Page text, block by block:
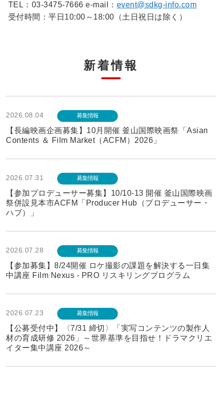
TEL：03-3475-7666 e-mail： event@sdkg-info.com
受付時間：平日10:00～18:00（土日祝日は除く）
新着情報
2026.08.04 募集情報
【長編映画企画募集】10月開催 釜山国際映画祭「Asian
Contents ＆ Film Market（ACFM）2026」
2026.07.31 募集情報
【参加プロデューサー募集】10/10-13 開催 釜山国際映画
祭併設見本市ACFM「Producer Hub（プロデューサー・
ハブ）」
2026.07.28 募集情報
【参加募集】8/24開催 ロケ撮影の課題を解決する一日集
中講座 Film Nexus - PRO リスキリングプログラム
2026.07.23 募集情報
【公募受付中】〈7/31 締切〉「実写コンテンツの製作人
材の育成研修 2026」～世界基準を目指せ！ドラマクリエ
イター集中講座 2026～